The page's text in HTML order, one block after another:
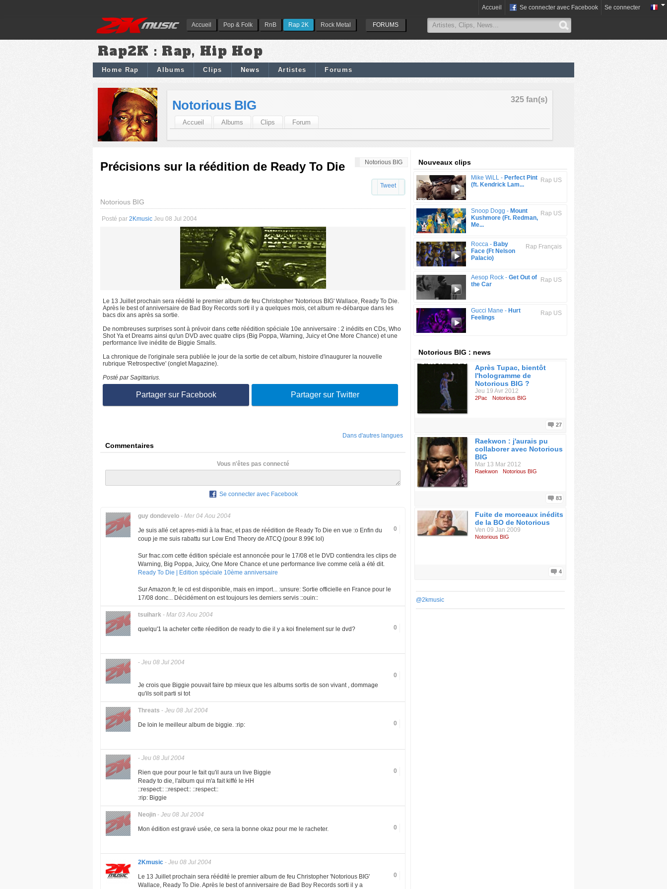
Accueil Pop & Folk RnB Rap 2K Rock Metal FORUMS
Accueil Se connecter avec Facebook Se connecter
Rap2K : Rap, Hip Hop
Home Rap Albums Clips News Artistes Forums
325 fan(s)
Notorious BIG
Accueil Albums Clips Forum
Notorious BIG
Précisions sur la réédition de Ready To Die
Tweet
Notorious BIG
Posté par 2Kmusic Jeu 08 Jul 2004
Le 13 Juillet prochain sera réédité le premier album de feu Christopher 'Notorious BIG' Wallace, Ready To Die.
Après le best of anniversaire de Bad Boy Records sorti il y a quelques mois, cet album re-débarque dans les
bacs dix ans après sa sortie.
De nombreuses surprises sont à prévoir dans cette réédition spéciale 10e anniversaire : 2 inédits en CDs, Who
Shot Ya et Dreams ainsi qu'un DVD avec quatre clips (Big Poppa, Warning, Juicy et One More Chance) et une
performance live inédite de Biggie Smalls.
La chronique de l'originale sera publiée le jour de la sortie de cet album, histoire d'inaugurer la nouvelle
rubrique 'Retrospective' (onglet Magazine).
Posté par Sagittarius.
Partager sur Facebook Partager sur Twitter
Dans d'autres langues
Commentaires
Vous n'êtes pas connecté
Se connecter avec Facebook
guy dondevelo - Mer 04 Aou 2004
0
Je suis allé cet apres-midi à la fnac, et pas de réédition de Ready To Die en vue :o Enfin du
coup je me suis rabattu sur Low End Theory de ATCQ (pour 8.99€ lol)
Sur fnac.com cette édition spéciale est annoncée pour le 17/08 et le DVD contiendra les clips de
Warning, Big Poppa, Juicy, One More Chance et une performance live comme celà a été dit.
Ready To Die | Edition spéciale 10ème anniversaire
Sur Amazon.fr, le cd est disponible, mais en import... :unsure: Sortie officielle en France pour le
17/08 donc... Décidément on est toujours les derniers servis ::ouin::
tsuihark - Mar 03 Aou 2004
0
quelqu'1 la acheter cette réedition de ready to die il y a koi finelement sur le dvd?
- Jeu 08 Jul 2004
0
Je crois que Biggie pouvait faire bp mieux que les albums sortis de son vivant , dommage
qu'ils soit parti si tot
Threats - Jeu 08 Jul 2004
0
De loin le meilleur album de biggie. :rip:
- Jeu 08 Jul 2004
0
Rien que pour pour le fait qu'il aura un live Biggie
Ready to die, l'album qui m'a fait kiffé le HH
::respect:: ::respect:: ::respect::
:rip: Biggie
Neojin - Jeu 08 Jul 2004
0
Mon édition est gravé usée, ce sera la bonne okaz pour me le racheter.
2Kmusic - Jeu 08 Jul 2004
0
Le 13 Juillet prochain sera réédité le premier album de feu Christopher 'Notorious BIG'
Wallace, Ready To Die. Après le best of anniversaire de Bad Boy Records sorti il y a
Nouveaux clips
Rap US
Mike WiLL - Perfect Pint
(ft. Kendrick Lam...
Rap US
Snoop Dogg - Mount
Kushmore (Ft. Redman,
Me...
Rap Français
Rocca - Baby
Face (Ft Nelson
Palacio)
Rap US
Aesop Rock - Get Out of
the Car
Rap US
Gucci Mane - Hurt
Feelings
Notorious BIG : news
Après Tupac, bientôt
l'hologramme de
Notorious BIG ?
Jeu 19 Avr 2012
2Pac Notorious BIG
27
Raekwon : j'aurais pu
collaborer avec Notorious
BIG
Mar 13 Mar 2012
Raekwon Notorious BIG
83
Fuite de morceaux inédits
de la BO de Notorious
Ven 09 Jan 2009
Notorious BIG
4
@2kmusic